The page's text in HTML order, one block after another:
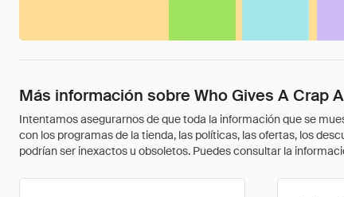
Más información sobre Who Gives A Crap
Intentamos asegurarnos de que toda la información que se
con los programas de la tienda, las políticas, las ofertas, los
podrían ser inexactos u obsoletos. Puedes consultar la